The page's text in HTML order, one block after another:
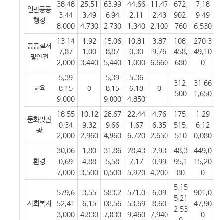
일반공공
행정
38,48
3,44
8,000
25,51
3,49
4,730
63,99
6,94
2,730
44,66
2,11
1,340
11,47
2,43
2,100
672,
902,
760
7,18
9,49
6,530
공공질서
및안전
13,14
7,87
2,000
1,92
1,00
3,440
15,06
8,87
5,440
10,81
0,30
1,000
3,87
9,76
6,660
108,
458,
680
270,3
49,10
0
교육
5,39
8,15
9,000
0
5,39
8,15
9,000
5,36
6,18
4,850
0
312,
500
31,66
1,650
문화및관
광
18,55
0,34
2,000
10,12
9,32
2,960
28,67
9,66
4,960
22,44
1,67
6,720
4,76
6,35
2,650
175,
515,
510
1,29
6,12
0,080
환경
30,06
0,69
7,000
1,80
4,88
3,500
31,86
5,58
0,500
28,43
7,17
5,920
2,93
0,99
4,200
48,3
95,1
80
449,0
15,20
0
사회복지
579,6
52,41
3,000
3,55
6,15
4,830
583,2
08,56
7,830
571,0
53,69
9,460
6,09
8,60
7,940
5,15
5,21
2,53
901,0
47,90
0